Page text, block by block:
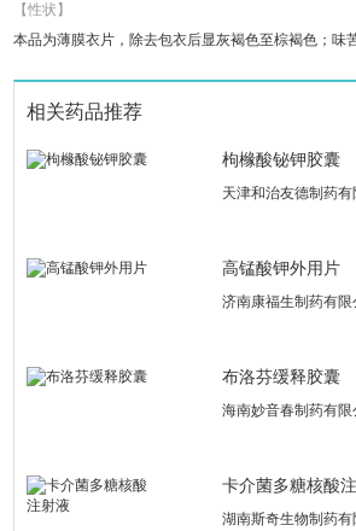
【性状】
本品为薄膜衣片，除去包衣后显灰褐色至棕褐色；味苦
相关药品推荐
枸橼酸铋钾胶囊
天津和治友德制药有
高锰酸钾外用片
济南康福生制药有限
布洛芬缓释胶囊
海南妙音春制药有限
卡介菌多糖核酸
湖南斯奇生物制药有